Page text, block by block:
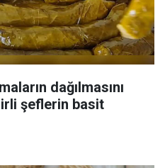
dağılmasını
şeflerin basit